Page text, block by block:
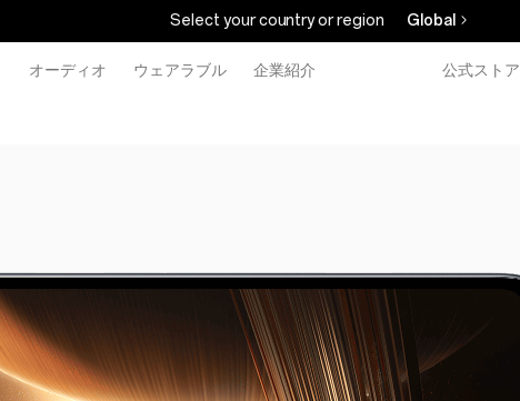
Select your country or region Global
オーディオ ウェアラブル 企業紹介 公式ストア